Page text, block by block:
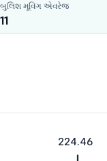
બુલિશ મૂવિંગ એવરેજ
11
224.46